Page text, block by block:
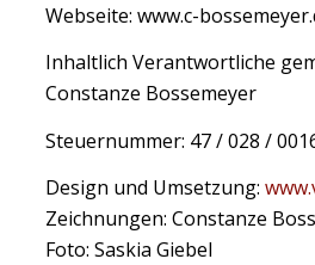
Webseite: www.c-
Inhaltlich Verantwortliche
Constanze Bossemeyer
Steuernummer: 47 / 028 /
Design und Umsetzung:
Zeichnungen: Constanze
Foto: Saskia Giebel